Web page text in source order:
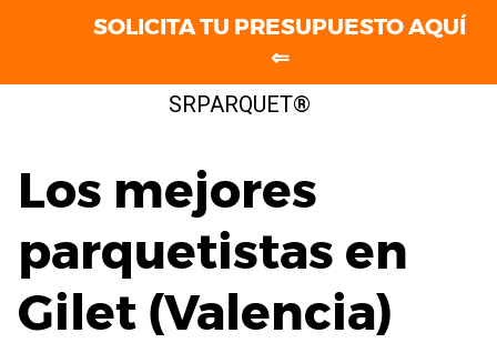
SRPARQUET®
Los mejores
parquetistas en
Gilet (Valencia)
SOLICITA TU PRESUPUESTO AQUÍ
⇐